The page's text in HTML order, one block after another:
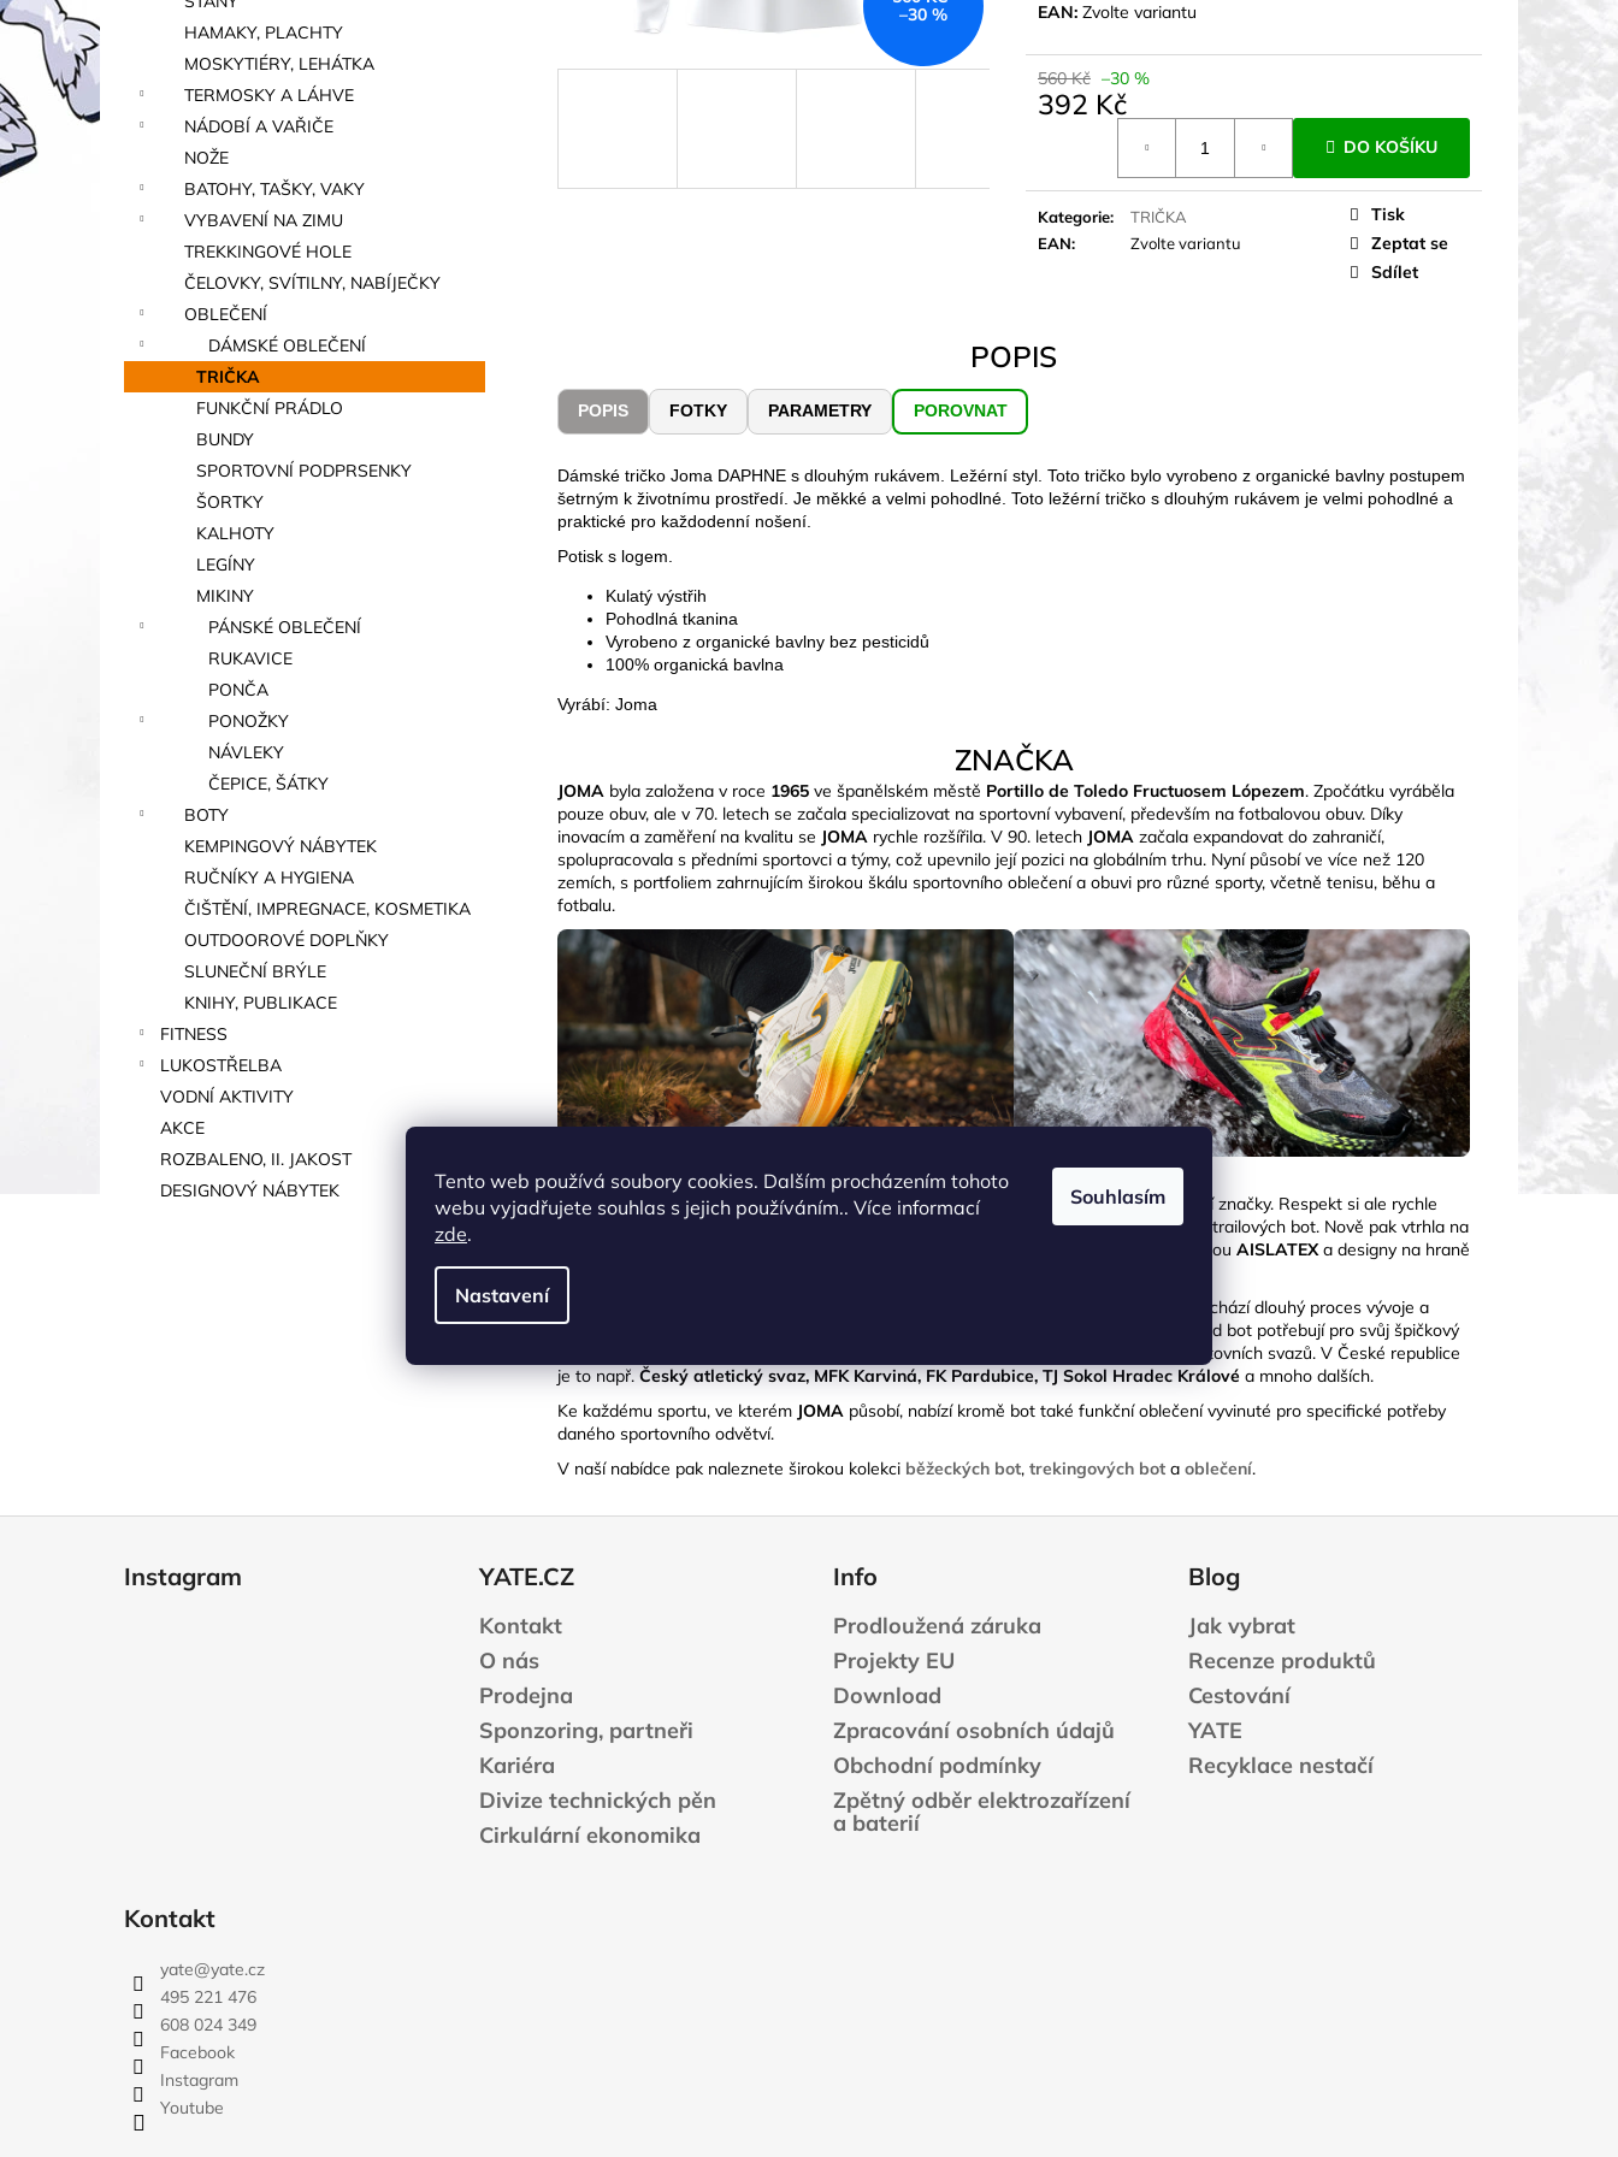
Tento web používá soubory cookies. Dalším procházením tohoto
webu vyjadřujete souhlas s jejich používáním.. Více informací
zde.
Nastavení
Souhlasím
a
n
e
l
HAMAKY, PLACHTY
MOSKYTIÉRY, LEHÁTKA
TERMOSKY A LÁHVE
NÁDOBÍ A VAŘIČE
NOŽE
BATOHY, TAŠKY, VAKY
VYBAVENÍ NA ZIMU
TREKKINGOVÉ HOLE
ČELOVKY, SVÍTILNY, NABÍJEČKY
OBLEČENÍ
DÁMSKÉ OBLEČENÍ
TRIČKA
FUNKČNÍ PRÁDLO
BUNDY
SPORTOVNÍ PODPRSENKY
ŠORTKY
KALHOTY
LEGÍNY
MIKINY
PÁNSKÉ OBLEČENÍ
RUKAVICE
PONČA
PONOŽKY
NÁVLEKY
ČEPICE, ŠÁTKY
BOTY
KEMPINGOVÝ NÁBYTEK
RUČNÍKY A HYGIENA
ČIŠTĚNÍ, IMPREGNACE, KOSMETIKA
OUTDOOROVÉ DOPLŇKY
SLUNEČNÍ BRÝLE
KNIHY, PUBLIKACE
FITNESS
LUKOSTŘELBA
VODNÍ AKTIVITY
AKCE
ROZBALENO, II. JAKOST
DESIGNOVÝ NÁBYTEK
EAN: Zvolte variantu
560 Kč –30 %
392 Kč
DO KOŠÍKU
Kategorie:
TRIČKA
EAN: Zvolte variantu
Tisk
Zeptat se
Sdílet
–30 %
POPIS
POPIS FOTKY PARAMETRY POROVNAT
Dámské tričko Joma DAPHNE s dlouhým rukávem. Ležérní styl. Toto tričko bylo vyrobeno z organické bavlny postupem
šetrným k životnímu prostředí. Je měkké a velmi pohodlné. Toto ležérní tričko s dlouhým rukávem je velmi pohodlné a
praktické pro každodenní nošení.
Potisk s logem.
Kulatý výstřih
Pohodlná tkanina
Vyrobeno z organické bavlny bez pesticidů
100% organická bavlna
Vyrábí: Joma
ZNAČKA
JOMA byla založena v roce 1965 ve španělském městě Portillo de Toledo Fructuosem Lópezem. Zpočátku vyráběla
pouze obuv, ale v 70. letech se začala specializovat na sportovní vybavení, především na fotbalovou obuv. Díky
inovacím a zaměření na kvalitu se JOMA rychle rozšířila. V 90. letech JOMA začala expandovat do zahraničí,
spolupracovala s předními sportovci a týmy, což upevnilo její pozici na globálním trhu. Nyní působí ve více než 120
zemích, s portfoliem zahrnujícím širokou škálu sportovního oblečení a obuvi pro různé sporty, včetně tenisu, běhu a
fotbalu.
Nejsilnější pozici siJOMAvybudovala ve futsalu, kde patří mezi celosvětově nejsilnější značky. Respekt si ale rychle
buduje i v dalších sportech, logicky ve fotbale, ale velmi silná je i kolekce běžeckých a trailových bot. Nově pak vtrhla na
trhy i se svou velmi povedenou a kvalitní kolekcí trekingových bot s unikátní membránou AISLATEXa designy na hraně
mezi outdoorem a urbanem.
jsou plné promyšlených technologií. Uvedení každého modelu na trh předchází dlouhý proces vývoje a
testování, na kterém se často podílejí i vrcholoví sportovci, kteří dokáží definovat, co od bot potřebují pro svůj špičkový
výkon. Důkazem mimořádné kvality je i spolupráce značky s nespočtem oddílů a sportovních svazů. V České republice
je to např.Český atletický svaz, MFK Karviná, FK Pardubice, TJ Sokol Hradec Králové a mnoho dalších.
Ke každému sportu, ve kterém JOMA působí, nabízí kromě bot také funkční oblečení vyvinuté pro specifické potřeby
daného sportovního odvětví.
V naší nabídce pak naleznete širokou kolekci běžeckých bot, trekingových bot a oblečení.
Instagram YATE.CZ
Kontakt
O nás
Prodejna
Sponzoring, partneři
Kariéra
Divize technických pěn
Cirkulární ekonomika
Info
Prodloužená záruka
Projekty EU
Download
Zpracování osobních údajů
Obchodní podmínky
Zpětný odběr elektrozařízení
a baterií
Blog
Jak vybrat
Recenze produktů
Cestování
YATE
Recyklace nestačí
Kontakt
yate@yate.cz
495 221 476
608 024 349
Facebook
Instagram
Youtube